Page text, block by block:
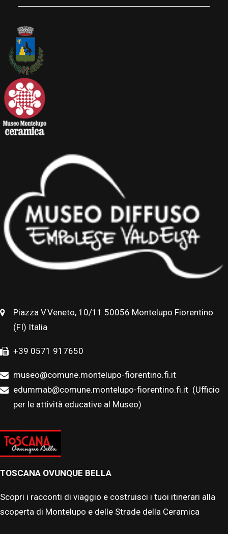
Piazza V.Veneto, 10/11 50056 Montelupo Fiorentino
(FI) Italia
+39 0571 917650
museo@comune.montelupo-fiorentino.fi.it
edummab@comune.montelupo-fiorentino.fi.it (Ufficio
per le attività educative al Museo)
TOSCANA OVUNQUE BELLA
Scopri i racconti di viaggio e costruisci i tuoi itinerari alla
scoperta di Montelupo e delle Strade della Ceramica